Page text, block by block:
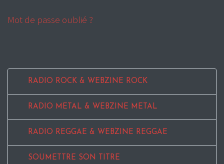
Mot de passe oublié ?
RADIO ROCK & WEBZINE ROCK
RADIO METAL & WEBZINE METAL
RADIO REGGAE & WEBZINE REGGAE
SOUMETTRE SON TITRE